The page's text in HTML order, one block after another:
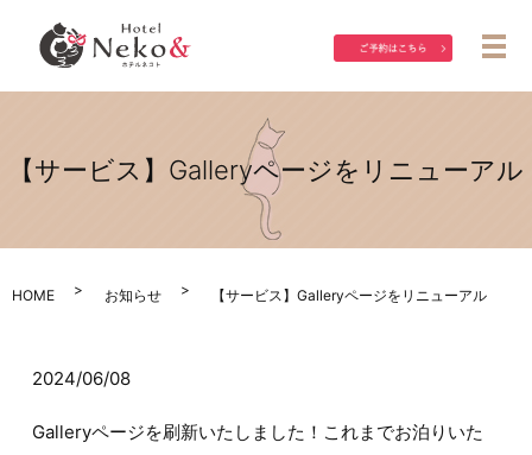
メ
【サービス】Galleryページをリニューアル
HOME お知らせ 【サービス】Galleryページをリニューアル
2024/06/08
Galleryページを刷新いたしました！これまでお泊りいた